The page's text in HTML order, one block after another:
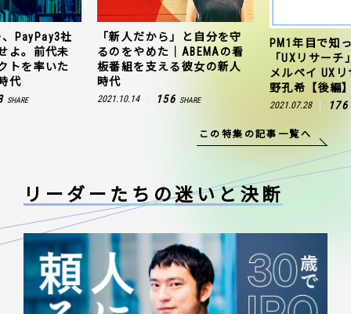
PayPay3社
よ。前代未
トを率いた
代
SHARE
「新人だから」と自分を守
るのをやめた｜ABEMAの看
板番組を支える彼女の新人
時代
2021.10.14 156 SHARE
PM1年目で知
「UXリサー
メルペイ UX
野孔希【後編
2021.07.28 176
この特集の記事一覧へ
リーダーたちの迷いと決断